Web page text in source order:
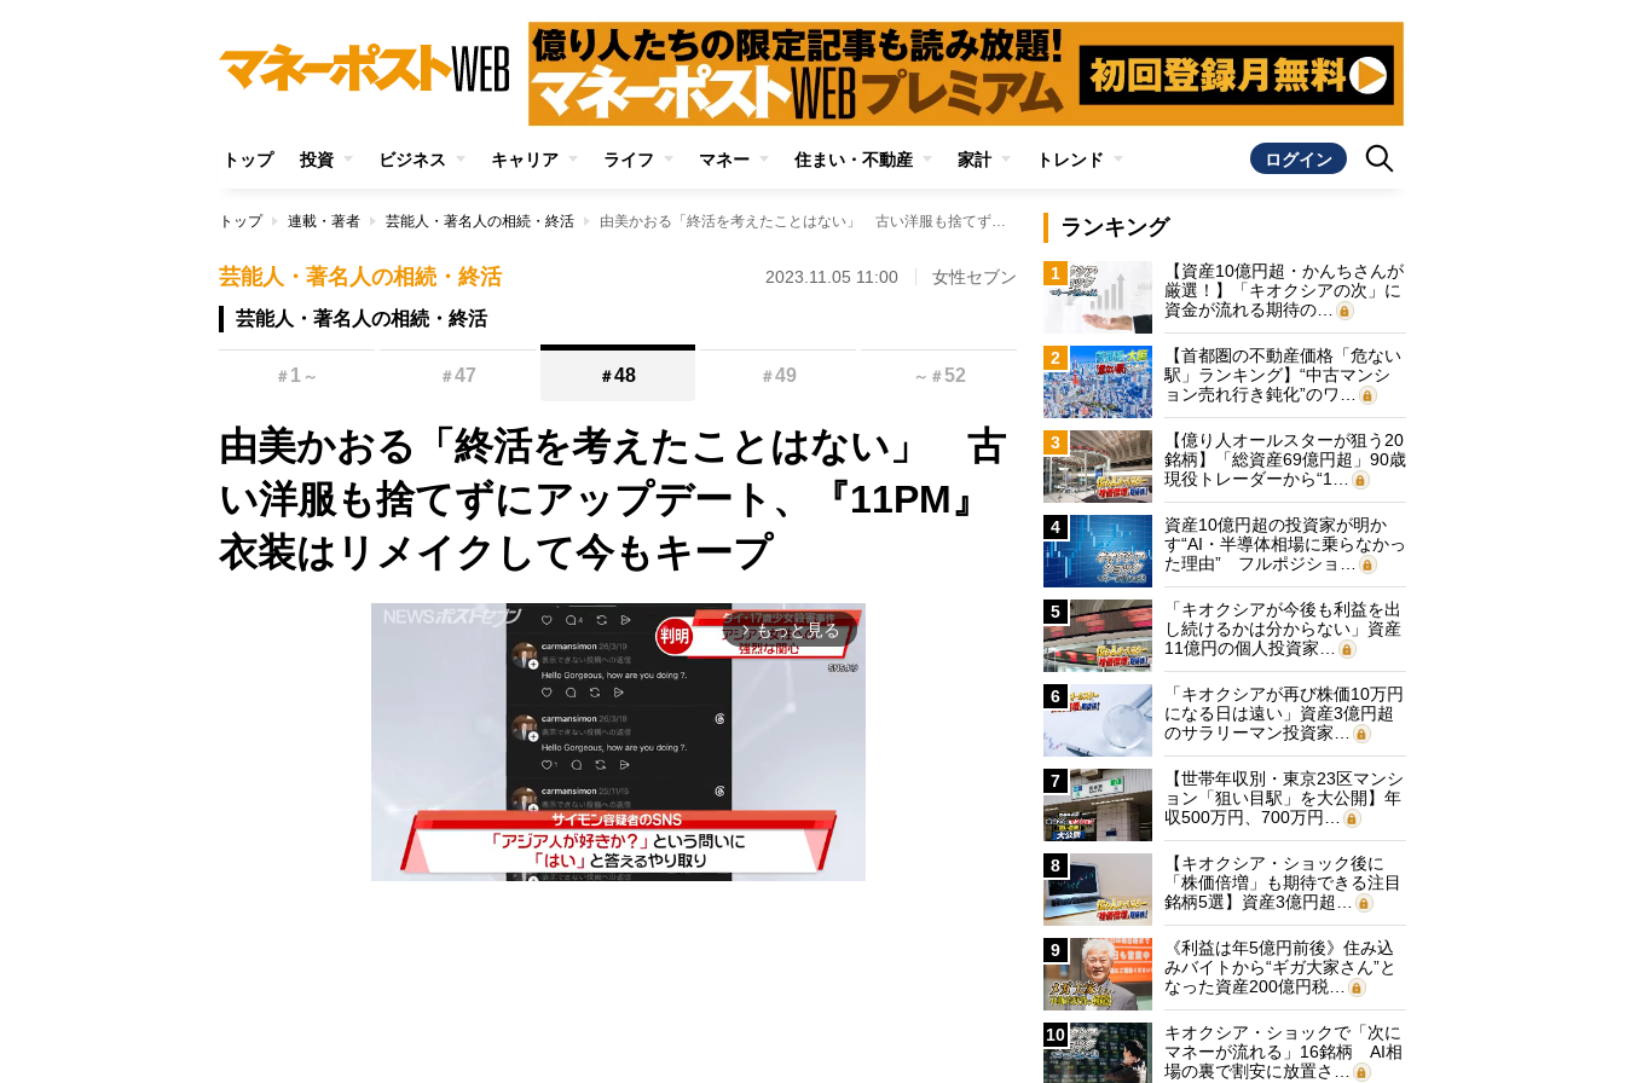
トップ 投資 ビジネス キャリア ライフ マネー 住まい・不動産 家計 トレンド ログイン
トップ 連載・著者 芸能人・著名人の相続・終活 由美かおる「終活を考えたことはない」 古い洋服も捨てずにアップデート、『11PM』衣装はリメイクして今もキープ
芸能人・著名人の相続・終活 2023.11.05 11:00 女性セブン
芸能人・著名人の相続・終活
＃ 1 ～ ＃47 ＃48 ＃49 ～ ＃52
由美かおる「終活を考えたことはない」 古
い洋服も捨てずにアップデート、『11PM』
衣装はリメイクして今もキープ
arrow_forward_ios もっと見る
ランキング
1
【資産10億円超・かんちさんが
厳選！】「キオクシアの次」に
資金が流れる期待の…
2
【首都圏の不動産価格「危ない
駅」ランキング】“中古マンシ
ョン売れ行き鈍化”のワ…
3
【億り人オールスターが狙う20
銘柄】「総資産69億円超」90歳
現役トレーダーから“1…
4
資産10億円超の投資家が明か
す“AI・半導体相場に乗らなかっ
た理由” フルポジショ…
5
「キオクシアが今後も利益を出
し続けるかは分からない」資産
11億円の個人投資家…
6
「キオクシアが再び株価10万円
になる日は遠い」資産3億円超
のサラリーマン投資家…
7
【世帯年収別・東京23区マンシ
ョン「狙い目駅」を大公開】年
収500万円、700万円…
8
【キオクシア・ショック後に
「株価倍増」も期待できる注目
銘柄5選】資産3億円超…
9
《利益は年5億円前後》住み込
みバイトから“ギガ大家さん”と
なった資産200億円税…
10
キオクシア・ショックで「次に
マネーが流れる」16銘柄 AI相
場の裏で割安に放置さ…